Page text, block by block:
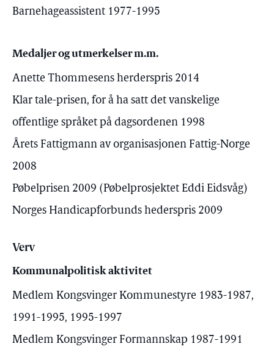
Barnehageassistent 1977-1995
Medaljer og utmerkelser m.m.
Anette Thommesens herderspris 2014
Klar tale-prisen, for å ha satt det vanskelige
offentlige språket på dagsordenen 1998
Årets Fattigmann av organisasjonen Fattig-Norge
2008
Pøbelprisen 2009 (Pøbelprosjektet Eddi Eidsvåg)
Norges Handicapforbunds hederspris 2009
Verv
Kommunalpolitisk aktivitet
Medlem Kongsvinger Kommunestyre 1983-1987,
1991-1995, 1995-1997
Medlem Kongsvinger Formannskap 1987-1991